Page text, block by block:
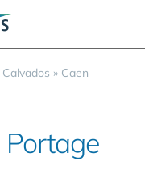
Calvados » Caen
Portage